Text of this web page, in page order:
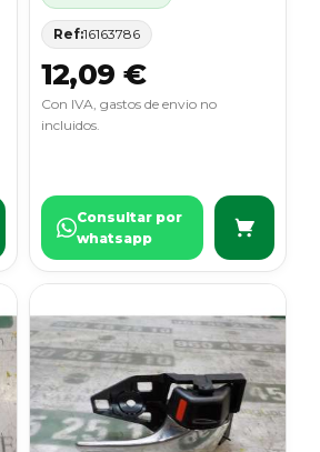
Ref:16163786
12,09 €
Con IVA, gastos de envio no
incluidos.
Consultar por
whatsapp